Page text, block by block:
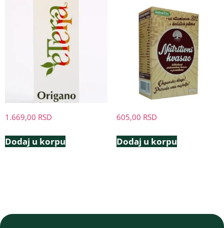
1.669,00 RSD
Dodaj u korpu
605,00 RSD
Dodaj u korpu